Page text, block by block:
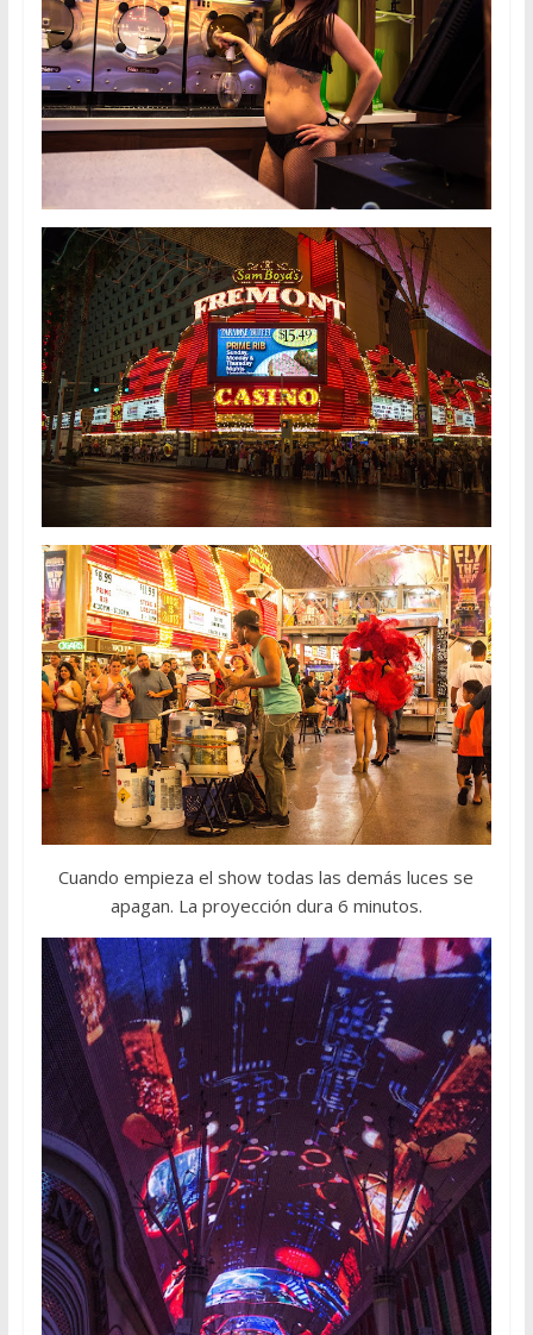
Cuando empieza el show todas las demás luces se
apagan. La proyección dura 6 minutos.